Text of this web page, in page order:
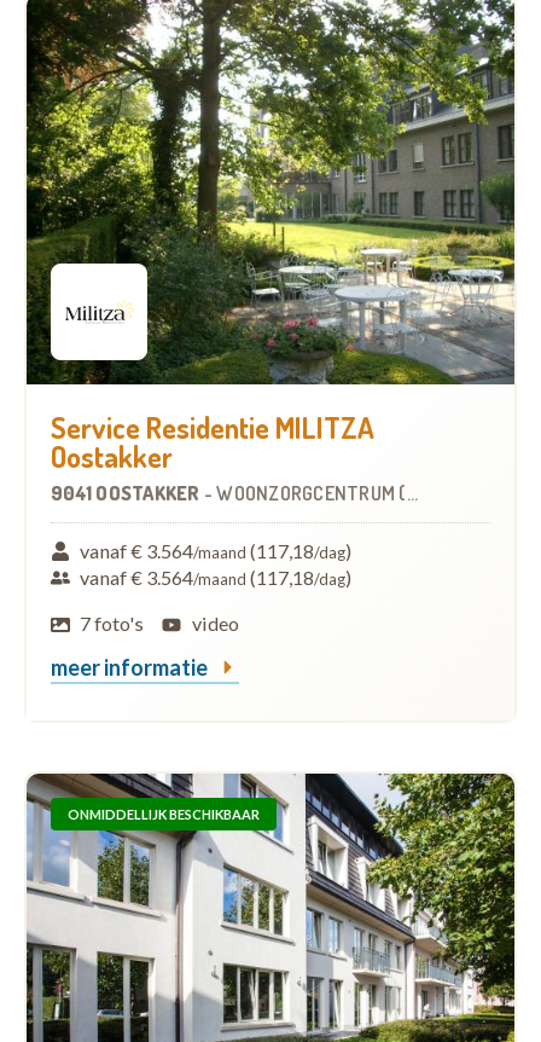
Service Residentie MILITZA
Oostakker
9041 OOSTAKKER -WOONZORGCENTRUM (WZC)
vanaf € 3.564/maand (117,18/dag)
vanaf € 3.564/maand (117,18/dag)
7 foto's
video
meer informatie
ONMIDDELLIJK BESCHIKBAAR